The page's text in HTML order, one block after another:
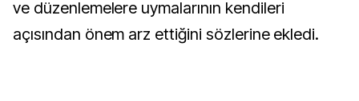
ve düzenlemelere uymalarının kendileri
açısından önem arz ettiğini sözlerine ekledi.